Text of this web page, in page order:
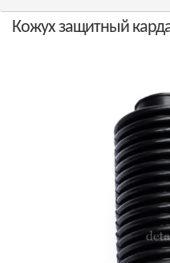
Кожух защитный